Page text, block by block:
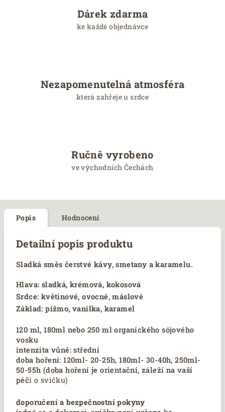
Dárek zdarma
ke každé objednávce
Nezapomenutelná atmosféra
která zahřeje u srdce
Ručně vyrobeno
ve východních Čechách
Popis Hodnocení
Detailní popis produktu
Sladká směs čerstvé kávy, smetany a karamelu.
Hlava: sladká, krémová, kokosová
Srdce: květinové, ovocné, máslové
Základ: pižmo, vanilka, karamel
120 ml, 180ml nebo 250 ml organického sójového
vosku
intenzita vůně: střední
doba hoření: 120ml- 20-25h, 180ml- 30-40h, 250ml-
50-55h (doba hoření je orientační, záleží na vaší
péčio svíčku)
doporučení a bezpečnostní pokyny